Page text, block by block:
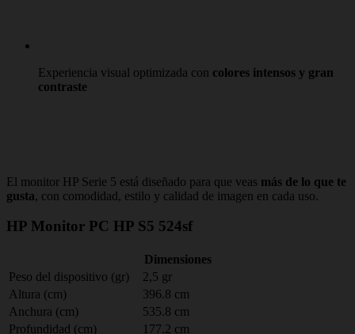
Experiencia visual optimizada con colores intensos y gran
contraste
El monitor HP Serie 5 está diseñado para que veas más de lo que te
gusta, con comodidad, estilo y calidad de imagen en cada uso.
HP Monitor PC HP S5 524sf
Dimensiones
Peso del dispositivo (gr)
2,5 gr
Altura (cm)
396.8 cm
Anchura (cm)
535.8 cm
Profundidad (cm)
177.2 cm